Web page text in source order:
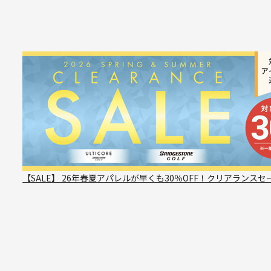
【SALE】 26年春夏アパレルが早くも30％OFF！クリアランスセ